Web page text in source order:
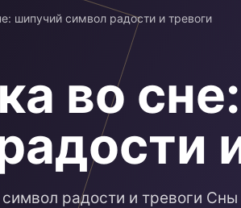
шипучий символ радости и тревоги
во
радости и тревоги Сны